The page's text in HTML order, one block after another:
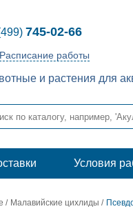
745-02-66
Расписание работы
и растения для
Условия
/ Малавийские цихлиды /